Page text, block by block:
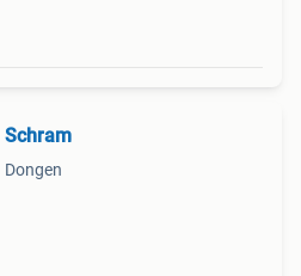
Schram
Dongen